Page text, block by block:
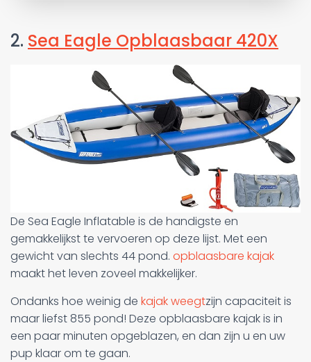
2. Sea Eagle Opblaasbaar 420X
De Sea Eagle Inflatable is de handigste en
gemakkelijkst te vervoeren op deze lijst. Met een
gewicht van slechts 44 pond. opblaasbare kajak
maakt het leven zoveel makkelijker.
Ondanks hoe weinig de kajak weegtzijn capaciteit is
maar liefst 855 pond! Deze opblaasbare kajak is in
een paar minuten opgeblazen, en dan zijn u en uw
pup klaar om te gaan.